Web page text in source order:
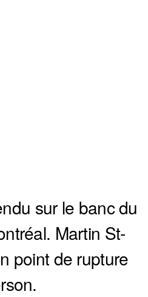
sur le banc du
Martin St-
point de rupture